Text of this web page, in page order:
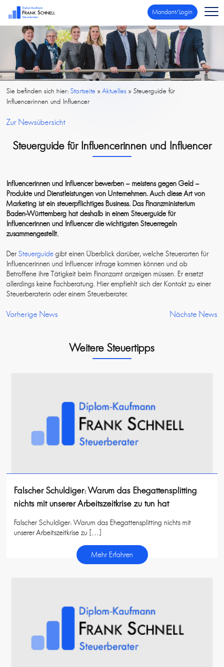
Mandant/Login
Sie befinden sich hier:Startseite »Aktuelles »Steuerguide für
Influencerinnen und Influencer
Zur Newsübersicht
Steuerguide für Influencerinnen und Influencer
Influencerinnen und Influencer bewerben – meistens gegen Geld –
Produkte und Dienstleistungen von Unternehmen. Auch diese Art von
Marketing ist ein steuerpflichtiges Business. Das Finanzministerium
Baden-Württemberg hat deshalb in einem Steuerguide für
Influencerinnen und Influencer die wichtigsten Steuerregeln
zusammengestellt.
DerSteuerguidegibt einen Überblick darüber, welche Steuerarten für
Influencerinnen und Influencer infrage kommen können und ob
Betroffene ihre Tätigkeit beim Finanzamt anzeigen müssen. Er ersetzt
allerdings keine Fachberatung. Hier empfiehlt sich der Kontakt zu einer
Steuerberaterin oder einem Steuerberater.
Vorherige News Nächste News
Weitere Steuertipps
Falscher Schuldiger: Warum das Ehegattensplitting
nichts mit unserer Arbeitszeitkrise zu tun hat
Falscher Schuldiger: Warum das Ehegattensplitting nichts mit
unserer Arbeitszeitkrise zu […]
Mehr Erfahren